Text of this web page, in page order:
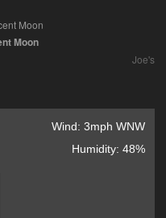
Moon
Joe's
Wind: 3mph WNW
Humidity: 48%